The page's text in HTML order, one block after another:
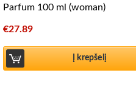
Parfum 100 ml (woman)
€27.89
Į krepšelį